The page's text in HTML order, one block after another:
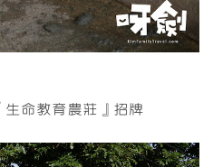
命教育農莊』招牌